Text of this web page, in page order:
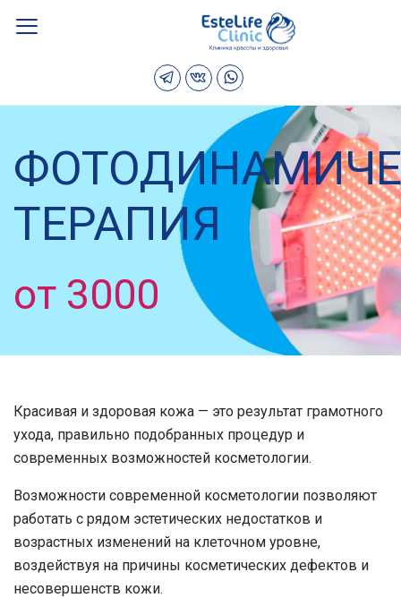
ТЕРАПИЯ
от 3000
Красивая и здоровая кожа — это результат грамотного
ухода, правильно подобранных процедур и
современных возможностей косметологии.
Возможности современной косметологии позволяют
работать с рядом эстетических недостатков и
возрастных изменений на клеточном уровне,
воздействуя на причины косметических дефектов и
несовершенств кожи.